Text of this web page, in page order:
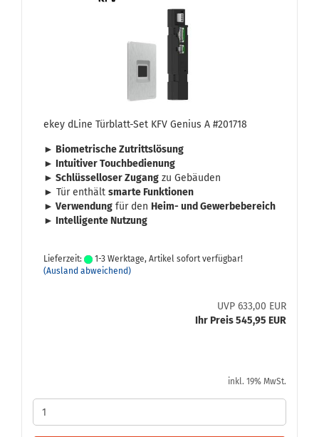
ekey dLine Türblatt-​​Set KFV Ge­ni­us A #201718
► Bio­me­tri­sche Zu­tritts­lö­sung
► In­tui­ti­ver Touch­be­die­nung
► Schlüs­sel­lo­ser Zu­gang zu Ge­bäu­den
► Tür ent­hält smar­te Funk­tio­nen
► Ver­wen­dung für den Heim- und Ge­wer­be­be­reich
► In­tel­li­gen­te Nut­zung
Lieferzeit:
1-3 Werktage, Artikel sofort verfügbar!
(Ausland abweichend)
UVP 633,00 EUR
Ihr Preis 545,95 EUR
inkl. 19% MwSt.